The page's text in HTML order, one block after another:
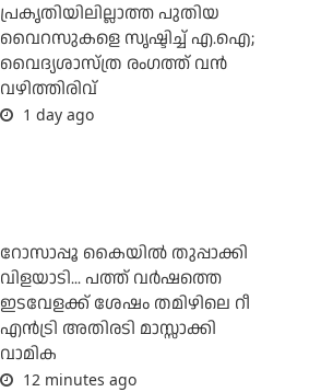
പ്രകൃതിയിലില്ലാത്ത പുതിയ
വൈറസുകളെ സൃഷ്ടിച്ച് എ.ഐ;
വൈദ്യശാസ്ത്ര രംഗത്ത് വന്‍
വഴിത്തിരിവ്
1 day ago
റോസാപ്പൂ കൈയില്‍ തുപ്പാക്കി
വിളയാടി... പത്ത് വര്‍ഷത്തെ
ഇടവേളക്ക് ശേഷം തമിഴിലെ റീ
എന്‍ട്രി അതിരടി മാസ്സാക്കി
വാമിക
12 minutes ago